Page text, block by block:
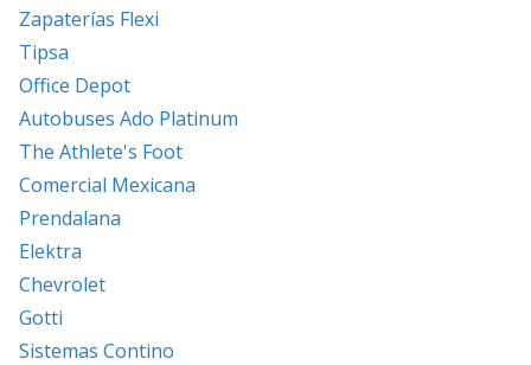
Zapaterías Flexi
Tipsa
Office Depot
Autobuses Ado Platinum
The Athlete's Foot
Comercial Mexicana
Prendalana
Elektra
Chevrolet
Gotti
Sistemas Contino